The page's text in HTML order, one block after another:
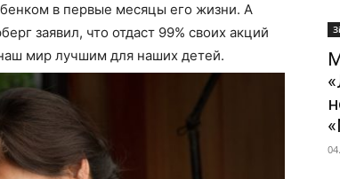
в первые месяцы его жизни. А
заявил, что отдаст 99% своих акций
мир лучшим для наших детей.